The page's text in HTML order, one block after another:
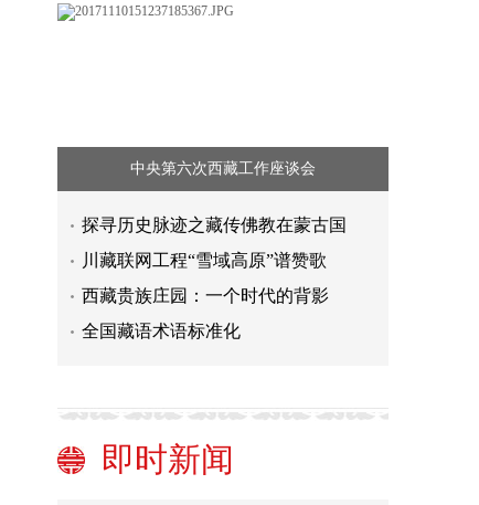
中央第六次西藏工作座谈会
探寻历史脉迹之藏传佛教在蒙古国
川藏联网工程“雪域高原”谱赞歌
西藏贵族庄园：一个时代的背影
全国藏语术语标准化
即时新闻
王昆峰摄影展亮相恭王府 揭秘微距镜
祈良缘
古代借贷那些事儿
这可能是最浪漫的七夕爱情故事